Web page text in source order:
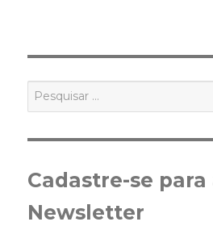
por:
Cadastre-se para
Newsletter